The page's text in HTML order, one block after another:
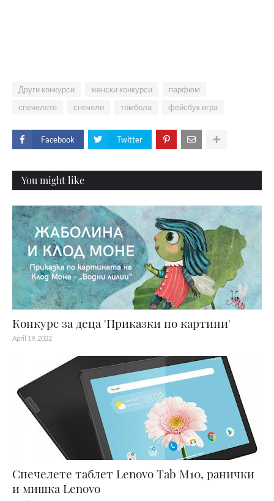
Други конкурси женски конкурси
парфюм
спечелете
спечели томбола фейсбук игра
Facebook Twitter
You might like
Конкурс за деца 'Приказки по картини'
April 19, 2022
Спечелете таблет Lenovo Tab M10, ранички
и мишка Lenovo